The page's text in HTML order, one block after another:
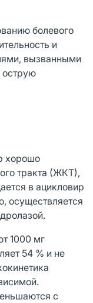
болевого
и
вызванными
хорошо
тракта (ЖКТ),
в ацикловир
осуществляется
1000 мг
54 % и не
с